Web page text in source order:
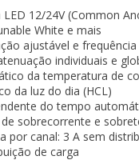
12/24V (Common
White e mais
ajustável e
individuais e
da temperatura de
da luz do dia (HCL)
do tempo
sobrecorrente e
por canal: 3 A sem
de carga